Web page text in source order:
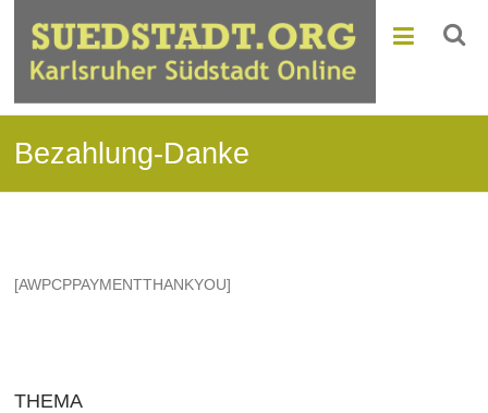
Bezahlung-Danke
[AWPCPPAYMENTTHANKYOU]
THEMA